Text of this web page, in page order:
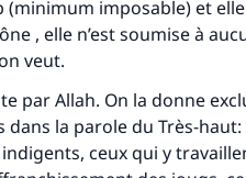
(minimum imposable) et
, elle n’est soumise à
veut.
par Allah. On la donne
dans la parole du Très-
indigents, ceux qui y